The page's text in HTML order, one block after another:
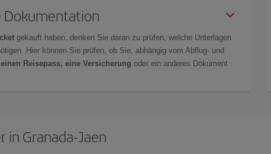
gekauft haben, denken Sie daran zu prüfen, welche Unterlagen
Hier können Sie prüfen, ob Sie, abhängig vom Abflug- und
Reisepass, eine Versicherung oder ein anderes Dokument
in Granada-Jaen